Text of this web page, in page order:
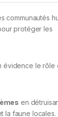
communautés
protéger les
évidence le rôle
en
la faune locales.